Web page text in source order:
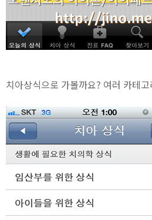
치아상식으로 가볼까요? 여러 카테